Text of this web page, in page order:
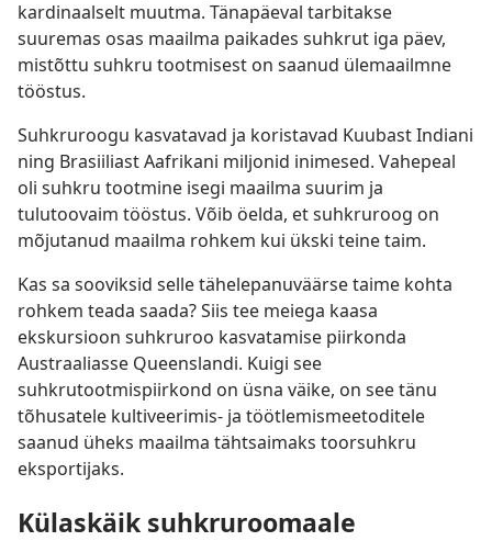
kardinaalselt muutma. Tänapäeval tarbitakse
suuremas osas maailma paikades suhkrut iga päev,
mistõttu suhkru tootmisest on saanud ülemaailmne
tööstus.
Suhkruroogu kasvatavad ja koristavad Kuubast Indiani
ning Brasiiliast Aafrikani miljonid inimesed. Vahepeal
oli suhkru tootmine isegi maailma suurim ja
tulutoovaim tööstus. Võib öelda, et suhkruroog on
mõjutanud maailma rohkem kui ükski teine taim.
Kas sa sooviksid selle tähelepanuväärse taime kohta
rohkem teada saada? Siis tee meiega kaasa
ekskursioon suhkruroo kasvatamise piirkonda
Austraaliasse Queenslandi. Kuigi see
suhkrutootmispiirkond on üsna väike, on see tänu
tõhusatele kultiveerimis- ja töötlemismeetoditele
saanud üheks maailma tähtsaimaks toorsuhkru
eksportijaks.
Külaskäik suhkruroomaale